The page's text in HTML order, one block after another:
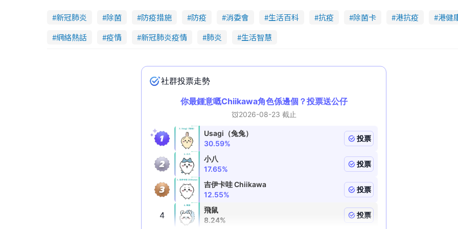
新冠肺炎 除菌 防疫措施 防疫 消委會 生活百科 抗疫 除菌卡 港抗疫
港健
網絡熱話
疫情 新冠肺炎疫情 肺炎 生活智慧